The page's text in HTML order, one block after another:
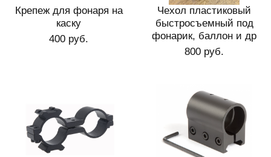
Крепеж для фонаря на
каску
400 руб.
Чехол пластиковый
быстросъемный под
фонарик, баллон и др
800 руб.